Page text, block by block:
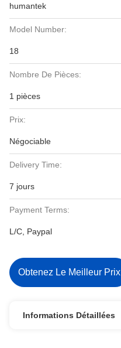
humantek
Model Number:
18
Nombre De Pièces:
1 pièces
Prix:
Négociable
Delivery Time:
7 jours
Payment Terms:
L/C, Paypal
Obtenez Le Meilleur Prix
Informations Détaillées